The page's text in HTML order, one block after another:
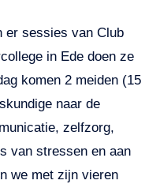
er sessies van Club
in Ede doen ze
komen 2 meiden (15
naar de
zelfzorg,
van stressen en aan
we met zijn vieren